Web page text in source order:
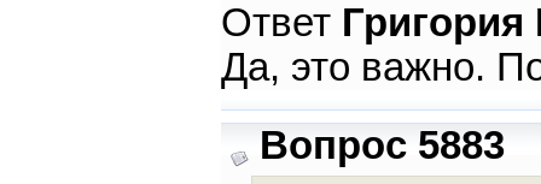
Ответ
Да, это важно.
Вопрос 5883